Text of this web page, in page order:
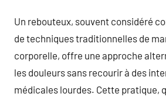
Un rebouteux, souvent considéré
de techniques traditionnelles de
corporelle, offre une approche
les douleurs sans recourir à des
médicales lourdes. Cette pratique,